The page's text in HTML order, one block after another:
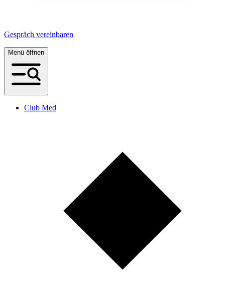
Gespräch vereinbaren
Menü öffnen
Club Med